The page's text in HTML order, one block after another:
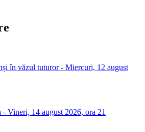
în văzul tuturor - Miercuri, 12 august
Vineri, 14 august 2026, ora 21